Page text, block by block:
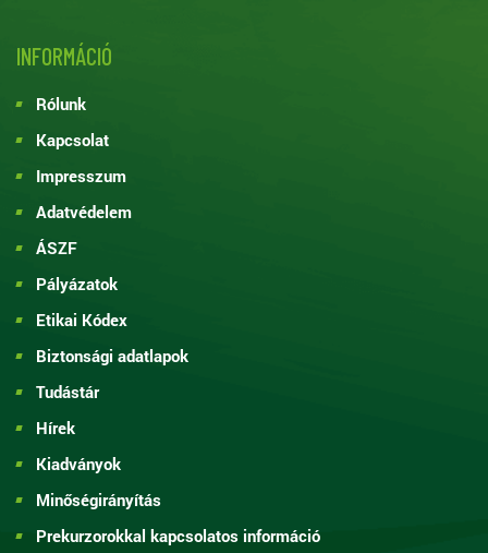
INFORMÁCIÓ
Rólunk
Kapcsolat
Impresszum
Adatvédelem
ÁSZF
Pályázatok
Etikai Kódex
Biztonsági adatlapok
Tudástár
Hírek
Kiadványok
Minőségirányítás
Prekurzorokkal kapcsolatos információ